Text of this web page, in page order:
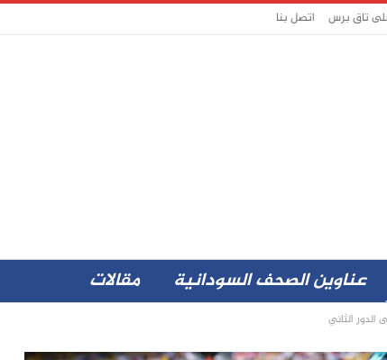
تاق برس اتصل بنا
عناوين الصحف السودانية مقالات
الدور الثاني